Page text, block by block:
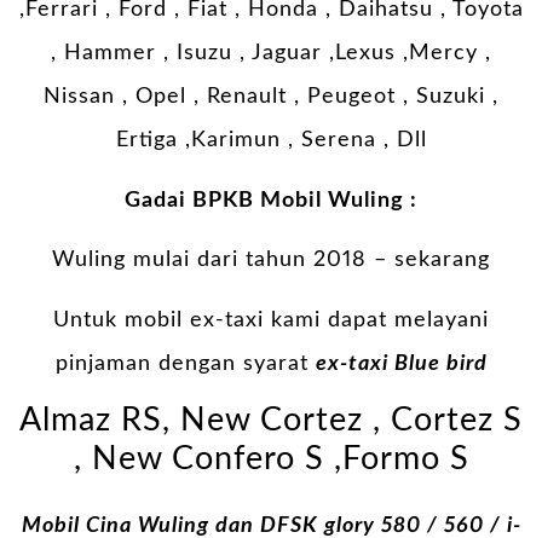
,Ferrari , Ford , Fiat , Honda , Daihatsu , Toyota
, Hammer , Isuzu , Jaguar ,Lexus ,Mercy ,
Nissan , Opel , Renault , Peugeot , Suzuki ,
Ertiga ,Karimun , Serena , Dll
Gadai BPKB Mobil Wuling :
Wuling mulai dari tahun 2018 – sekarang
Untuk mobil ex-taxi kami dapat melayani
pinjaman dengan syarat ex-taxi Blue bird
Almaz RS, New Cortez , Cortez S
, New Confero S ,Formo S
Mobil Cina Wuling dan DFSK glory 580 / 560 / i-